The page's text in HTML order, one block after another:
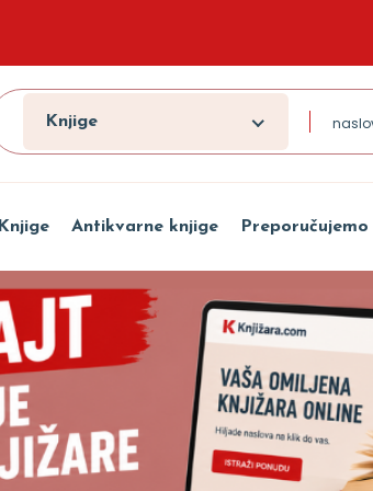
Knjige
Knjige Antikvarne knjige Preporučujemo